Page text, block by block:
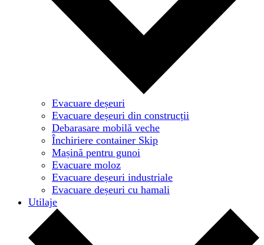
Evacuare deșeuri
Evacuare deșeuri din construcții
Debarasare mobilă veche
Închiriere container Skip
Mașină pentru gunoi
Evacuare moloz
Evacuare deșeuri industriale
Evacuare deșeuri cu hamali
Utilaje